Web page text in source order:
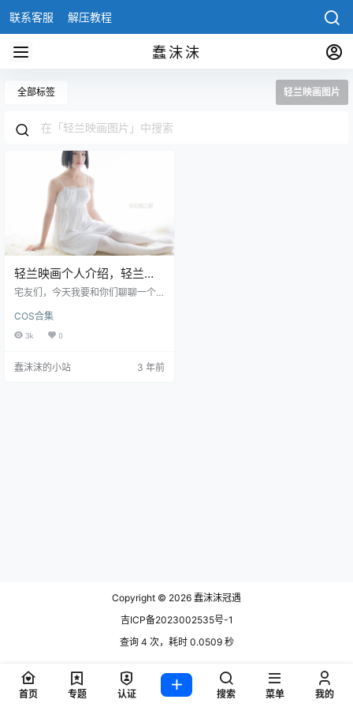
联系客服 解压教程
蠢沫沫
全部标签 轻兰映画图片
轻兰映画个人介绍，轻兰映
画写真图片集欣赏
宅友们，今天我要和你们聊聊一个
列，她就是轻兰映画。这个系列的
拍摄风格和森罗财团、风之领域、
看轻兰映画写真图片集在文末有线
COS合集
3k 0
蠢沫沫的小站 3 年前
Copyright © 2026 蠢沫沫冠遇
吉ICP备2023002535号-1
查询 4 次，耗时 0.0509 秒
首页 专题 认证 搜索 菜单 我的